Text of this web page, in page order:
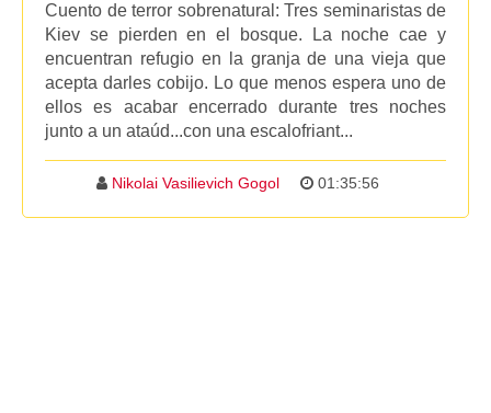
Cuento de terror sobrenatural: Tres seminaristas de
Kiev se pierden en el bosque. La noche cae y
encuentran refugio en la granja de una vieja que
acepta darles cobijo. Lo que menos espera uno de
ellos es acabar encerrado durante tres noches
junto a un ataúd...con una escalofriant...
Nikolai Vasilievich Gogol 01:35:56